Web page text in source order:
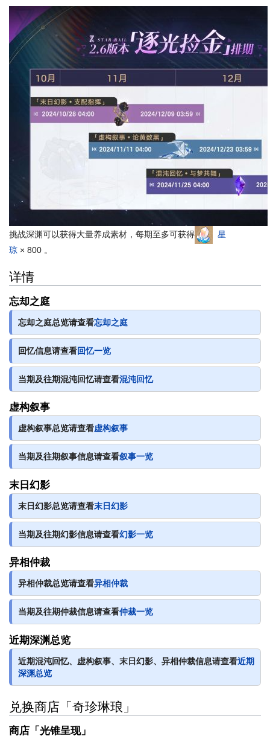
挑战深渊可以获得大量养成素材，每期至多可获得
星
琼 × 800 。
详情
忘却之庭
忘却之庭总览请查看忘却之庭
回忆信息请查看回忆一览
当期及往期混沌回忆请查看混沌回忆
虚构叙事
虚构叙事总览请查看虚构叙事
当期及往期叙事信息请查看叙事一览
末日幻影
末日幻影总览请查看末日幻影
当期及往期幻影信息请查看幻影一览
异相仲裁
异相仲裁总览请查看异相仲裁
当期及往期仲裁信息请查看仲裁一览
近期深渊总览
近期混沌回忆、虚构叙事、末日幻影、异相仲裁信息请查看近期
深渊总览
兑换商店「奇珍琳琅」
商店「光锥呈现」